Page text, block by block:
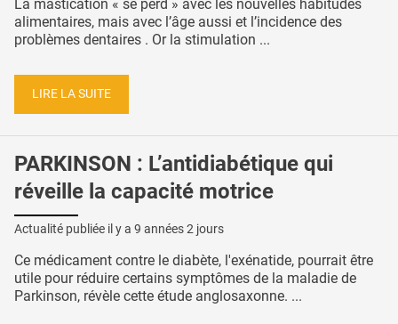
La mastication « se perd » avec les nouvelles habitudes
alimentaires, mais avec l’âge aussi et l’incidence des
problèmes dentaires . Or la stimulation ...
LIRE LA SUITE
PARKINSON : L’antidiabétique qui
réveille la capacité motrice
Actualité publiée il y a 9 années 2 jours
Ce médicament contre le diabète, l'exénatide, pourrait être
utile pour réduire certains symptômes de la maladie de
Parkinson, révèle cette étude anglosaxonne. ...